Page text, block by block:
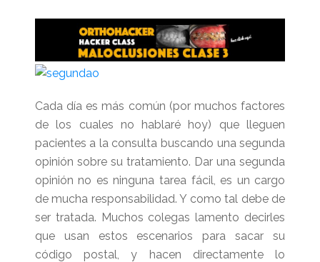
Cada día es más común (por muchos factores
de los cuales no hablaré hoy) que lleguen
pacientes a la consulta buscando una segunda
opinión sobre su tratamiento. Dar una segunda
opinión no es ninguna tarea fácil, es un cargo
de mucha responsabilidad. Y como tal debe de
ser tratada. Muchos colegas lamento decirles
que usan estos escenarios para sacar su
código postal, y hacen directamente lo